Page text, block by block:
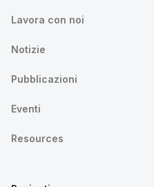
Lavora con noi
Notizie
Pubblicazioni
Eventi
Resources